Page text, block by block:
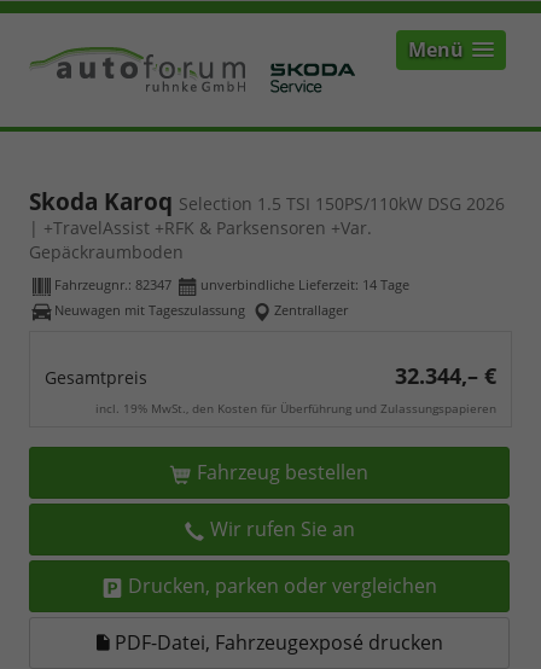
Menü
Skoda Karoq Selection 1.5 TSI 150PS/110kW DSG 2026
| +TravelAssist +RFK & Parksensoren +Var.
Gepäckraumboden
Fahrzeugnr.: 82347 unverbindliche Lieferzeit: 14 Tage
Neuwagen mit Tageszulassung
Zentrallager
Gesamtpreis 32.344,– €
incl. 19% MwSt., den Kosten für Überführung und Zulassungspapieren
Fahrzeug bestellen
Wir rufen Sie an
Drucken, parken oder vergleichen
PDF-Datei, Fahrzeugexposé drucken